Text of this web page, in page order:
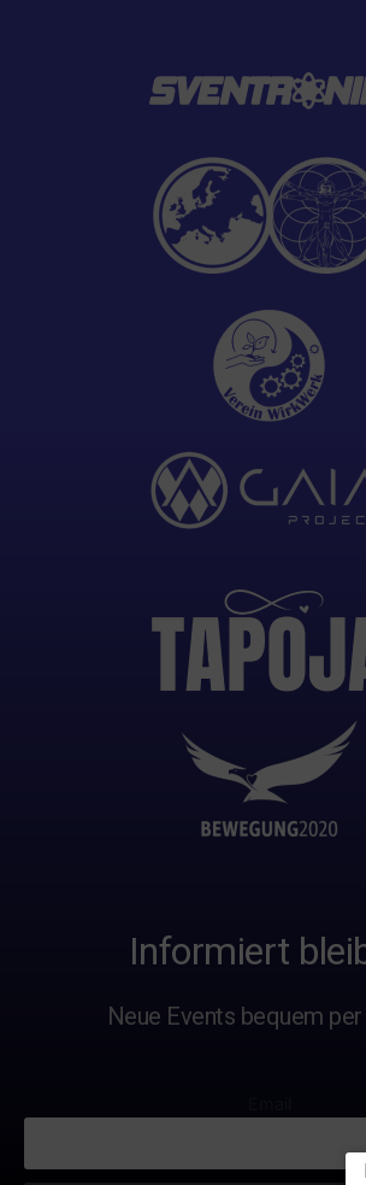
Informiert
Neue Events bequem per